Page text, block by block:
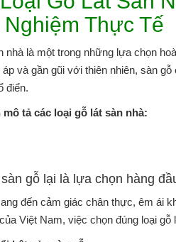
Nghiệm Thực Tế
nhà là một trong những lựa chọn
áp và gần gũi với thiên nhiên, sàn
điển.
mô tả các loại gỗ lát sàn nhà:
gỗ lại là lựa chọn hàng
đến cảm giác chân thực, êm ái
Việt Nam, việc chọn đúng loại